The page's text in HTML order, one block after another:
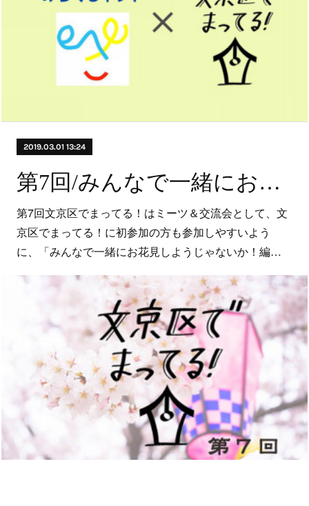
2019.03.01 13:24
第7回/みんなで一緒にお花見しようじゃないか！編
第7回文京区でまってる！はミーツ＆交流会として、文
京区でまってる！に初参加の方も参加しやすいよう
に、「みんなで一緒にお花見しようじゃないか！編…